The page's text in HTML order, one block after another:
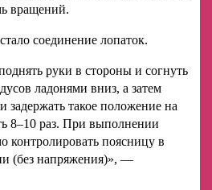
вращений.
соединение лопаток.
руки в стороны и согнуть
ладонями вниз, а затем
задержать такое положение на
8–10 раз. При выполнении
контролировать поясницу в
(без напряжения)», —